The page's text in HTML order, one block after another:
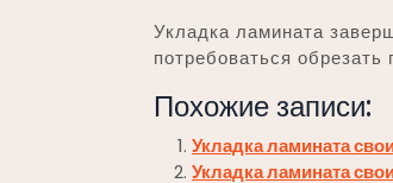
Укладка ламината
потребоваться
Похожие записи:
Укладка ламината
Укладка ламината